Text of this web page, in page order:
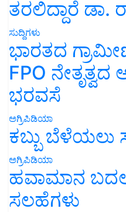
ತರಲಿದ್ದಾರೆ ಡಾ.
ಸುದ್ದಿಗಳು
ಭಾರತದ
FPO
ಭರವಸೆ
ಅಗ್ರಿಪಿಡಿಯಾ
ಕಬ್ಬು ಬೆಳೆಯಲು
ಅಗ್ರಿಪಿಡಿಯಾ
ಹವಾಮಾನ
ಸಲಹೆಗಳು